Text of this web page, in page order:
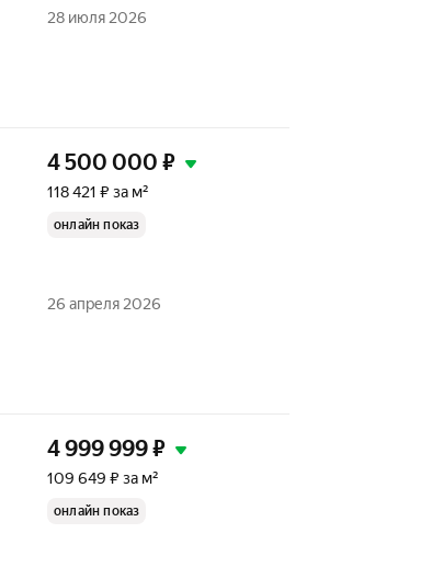
28 июля 2026
4 500 000 ₽
118 421 ₽ за м²
онлайн показ
26 апреля 2026
4 999 999₽
109 649 ₽ за м²
онлайн показ